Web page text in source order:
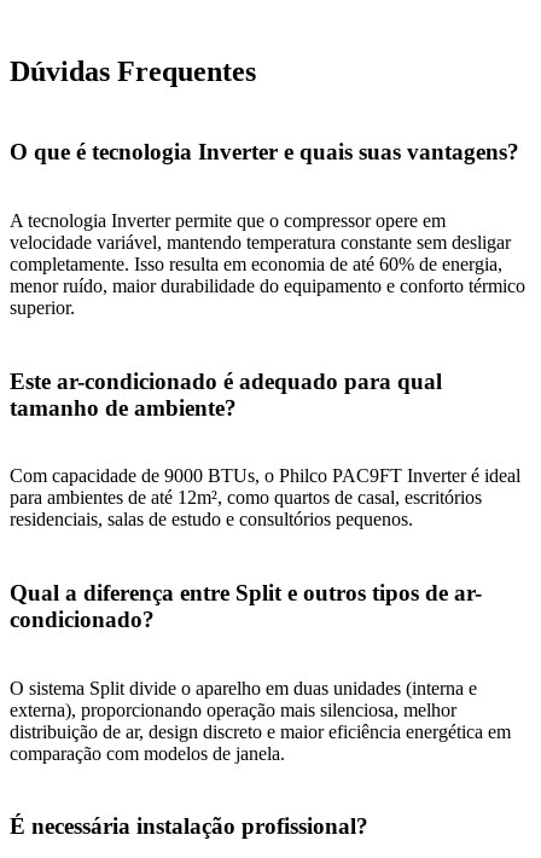
Dúvidas Frequentes
O que é tecnologia Inverter e quais suas vantagens?
A tecnologia Inverter permite que o compressor opere em
velocidade variável, mantendo temperatura constante sem desligar
completamente. Isso resulta em economia de até 60% de energia,
menor ruído, maior durabilidade do equipamento e conforto térmico
superior.
Este ar-condicionado é adequado para qual
tamanho de ambiente?
Com capacidade de 9000 BTUs, o Philco PAC9FT Inverter é ideal
para ambientes de até 12m², como quartos de casal, escritórios
residenciais, salas de estudo e consultórios pequenos.
Qual a diferença entre Split e outros tipos de ar-
condicionado?
O sistema Split divide o aparelho em duas unidades (interna e
externa), proporcionando operação mais silenciosa, melhor
distribuição de ar, design discreto e maior eficiência energética em
comparação com modelos de janela.
É necessária instalação profissional?